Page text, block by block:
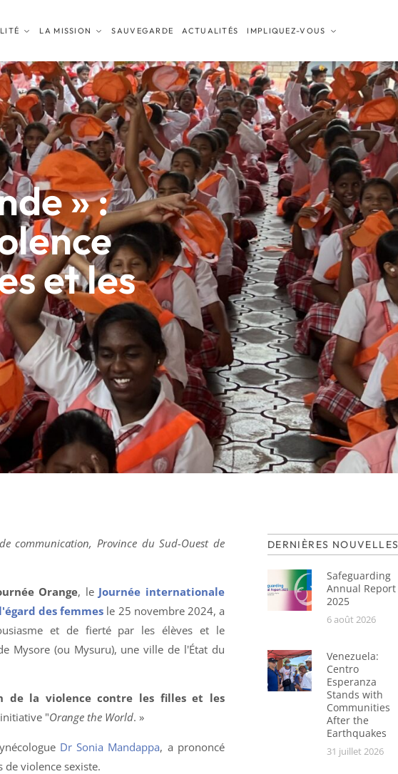
LA MISSION SAUVEGARDE ACTUALITÉS IMPLIQUEZ-VOUS
» :
et les
communication, Province du Sud-Ouest de
Orange, le Journée internationale
des femmes le 25 novembre 2024, a
et de fierté par les élèves et le
Mysore (ou Mysuru), une ville de l'État du
de la violence contre les filles et les
"Orange the World. »
Dr Sonia Mandappa, a prononcé
violence sexiste.
DERNIÈRES NOUVELLES
Safeguarding
Annual Report
2025
6 août 2026
Venezuela:
Centro
Esperanza
Stands with
Communities
After the
Earthquakes
31 juillet 2026